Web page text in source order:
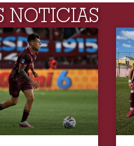
NOTICIAS